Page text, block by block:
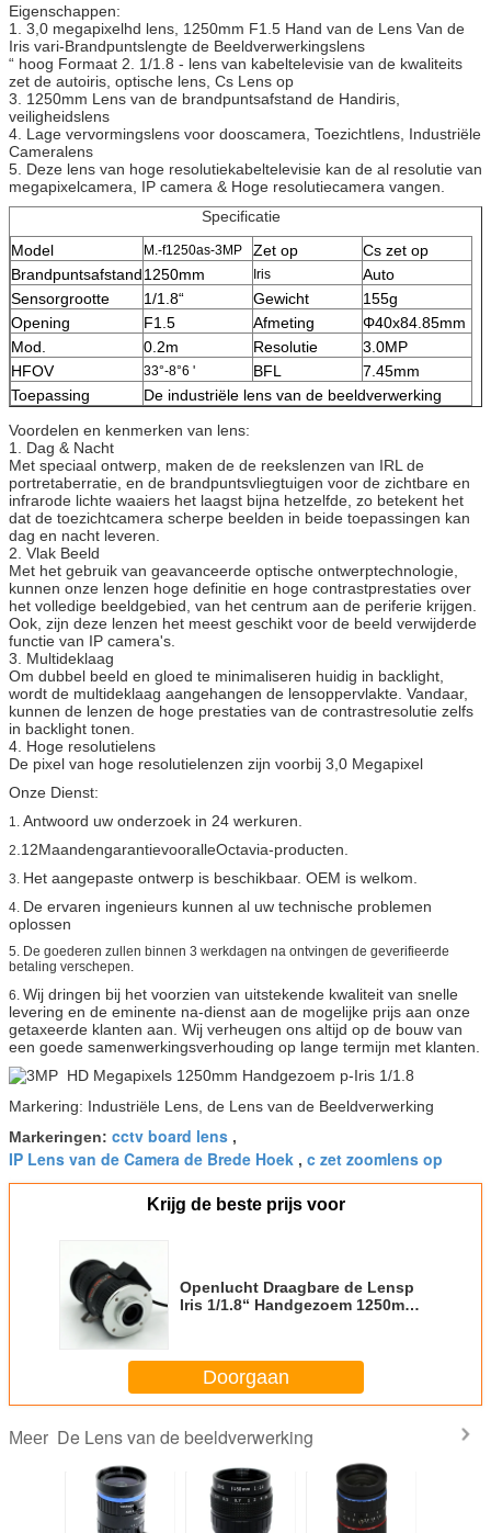
Eigenschappen:
1. 3,0 megapixelhd lens, 1250mm F1.5 Hand van de Lens Van de
Iris vari-Brandpuntslengte de Beeldverwerkingslens
“ hoog Formaat 2. 1/1.8 - lens van kabeltelevisie van de kwaliteits
zet de autoiris, optische lens, Cs Lens op
3. 1250mm Lens van de brandpuntsafstand de Handiris,
veiligheidslens
4. Lage vervormingslens voor dooscamera, Toezichtlens, Industriële
Cameralens
5. Deze lens van hoge resolutiekabeltelevisie kan de al resolutie van
megapixelcamera, IP camera & Hoge resolutiecamera vangen.
Specificatie
Model
M.-f1250as-3MP Zet op
Cs zet op
Brandpuntsafstand1250mm Iris
Auto
Sensorgrootte
1/1.8“ Gewicht
155g
Opening
F1.5 Afmeting
Φ40x84.85mm
Mod.
0.2m Resolutie
3.0MP
HFOV
33°-8°6 ' BFL
7.45mm
Toepassing
De industriële lens van de beeldverwerking
Voordelen en kenmerken van lens:
1. Dag & Nacht
Met speciaal ontwerp, maken de de reekslenzen van IRL de
portretaberratie, en de brandpuntsvliegtuigen voor de zichtbare en
infrarode lichte waaiers het laagst bijna hetzelfde, zo betekent het
dat de toezichtcamera scherpe beelden in beide toepassingen kan
dag en nacht leveren.
2. Vlak Beeld
Met het gebruik van geavanceerde optische ontwerptechnologie,
kunnen onze lenzen hoge definitie en hoge contrastprestaties over
het volledige beeldgebied, van het centrum aan de periferie krijgen.
Ook, zijn deze lenzen het meest geschikt voor de beeld verwijderde
functie van IP camera's.
3. Multideklaag
Om dubbel beeld en gloed te minimaliseren huidig in backlight,
wordt de multideklaag aangehangen de lensoppervlakte. Vandaar,
kunnen de lenzen de hoge prestaties van de contrastresolutie zelfs
in backlight tonen.
4. Hoge resolutielens
De pixel van hoge resolutielenzen zijn voorbij 3,0 Megapixel
Onze Dienst:
1. Antwoord uw onderzoek in 24 werkuren.
2 .12MaandengarantievooralleOctavia-producten.
3. Het aangepaste ontwerp is beschikbaar. OEM is welkom.
4. De ervaren ingenieurs kunnen al uw technische problemen
oplossen
5. De goederen zullen binnen 3 werkdagen na ontvingen de geverifieerde
betaling verschepen.
6. Wij dringen bij het voorzien van uitstekende kwaliteit van snelle
levering en de eminente na-dienst aan de mogelijke prijs aan onze
getaxeerde klanten aan. Wij verheugen ons altijd op de bouw van
een goede samenwerkingsverhouding op lange termijn met klanten.
Markering: Industriële Lens, de Lens van de Beeldverwerking
Markeringen: cctv board lens ,
IP Lens van de Camera de Brede Hoek , c zet zoomlens op
Krijg de beste prijs voor
Openlucht Draagbare de Lensp
Iris 1/1.8“ Handgezoem 1250mm
Doorgaan
Meer De Lens van de beeldverwerking